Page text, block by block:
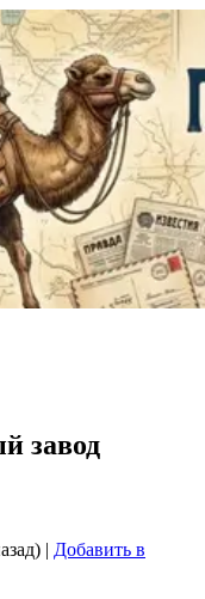
завод
| Добавить в